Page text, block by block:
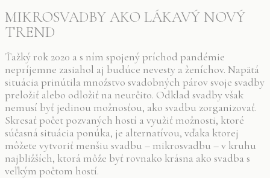
MIKROSVADBY AKO LÁKAVÝ NOVÝ
TREND
Ťažký rok 2020 a s ním spojený príchod pandémie
nepríjemne zasiahol aj budúce nevesty a ženíchov. Napätá
situácia prinútila množstvo svadobných párov svoje svadby
preložiť alebo odložiť na neurčito. Odklad svadby však
nemusí byť jedinou možnosťou, ako svadbu zorganizovať.
Skresať počet pozvaných hostí a využiť možnosti, ktoré
súčasná situácia ponúka, je alternatívou, vďaka ktorej
môžete vytvoriť menšiu svadbu – mikrosvadbu – v kruhu
najbližších, ktorá môže byť rovnako krásna ako svadba s
veľkým počtom hostí.